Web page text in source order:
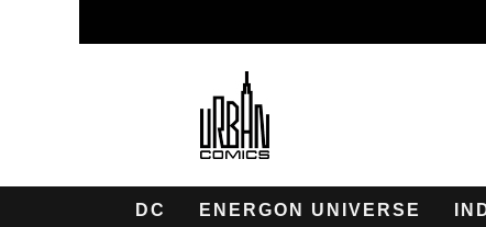
DC ENERGON UNIVERSE